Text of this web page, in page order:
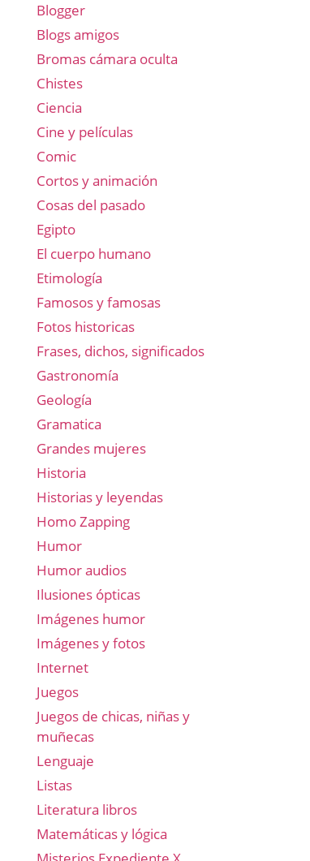
Blogger
Blogs amigos
Bromas cámara oculta
Chistes
Ciencia
Cine y películas
Comic
Cortos y animación
Cosas del pasado
Egipto
El cuerpo humano
Etimología
Famosos y famosas
Fotos historicas
Frases, dichos, significados
Gastronomía
Geología
Gramatica
Grandes mujeres
Historia
Historias y leyendas
Homo Zapping
Humor
Humor audios
Ilusiones ópticas
Imágenes humor
Imágenes y fotos
Internet
Juegos
Juegos de chicas, niñas y
muñecas
Lenguaje
Listas
Literatura libros
Matemáticas y lógica